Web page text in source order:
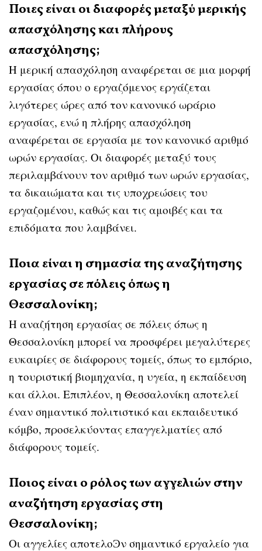
Ποιες είναι οι διαφορές μεταξύ μερικής
απασχόλησης και πλήρους
απασχόλησης;
Η μερική απασχόληση αναφέρεται σε μια μορφή
εργασίας όπου ο εργαζόμενος εργάζεται
λιγότερες ώρες από τον κανονικό ωράριο
εργασίας, ενώ η πλήρης απασχόληση
αναφέρεται σε εργασία με τον κανονικό αριθμό
ωρών εργασίας. Οι διαφορές μεταξύ τους
περιλαμβάνουν τον αριθμό των ωρών εργασίας,
τα δικαιώματα και τις υποχρεώσεις του
εργαζομένου, καθώς και τις αμοιβές και τα
επιδόματα που λαμβάνει.
Ποια είναι η σημασία της αναζήτησης
εργασίας σε πόλεις όπως η
Θεσσαλονίκη;
Η αναζήτηση εργασίας σε πόλεις όπως η
Θεσσαλονίκη μπορεί να προσφέρει μεγαλύτερες
ευκαιρίες σε διάφορους τομείς, όπως το εμπόριο,
η τουριστική βιομηχανία, η υγεία, η εκπαίδευση
και άλλοι. Επιπλέον, η Θεσσαλονίκη αποτελεί
έναν σημαντικό πολιτιστικό και εκπαιδευτικό
κόμβο, προσελκύοντας επαγγελματίες από
διάφορους τομείς.
Ποιος είναι ο ρόλος των αγγελιών στην
αναζήτηση εργασίας στη
Θεσσαλονίκη;
Οι αγγελίες αποτελοϿν σημαντικό εργαλείο για